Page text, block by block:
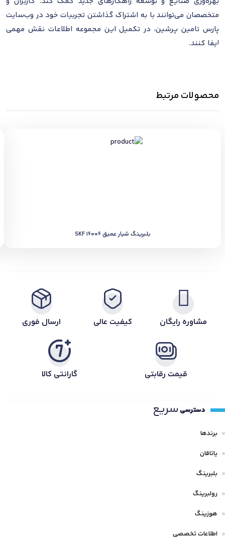
متخصصان می‌توانند با به اشتراک گذاشتن تجربیات خود در وب‌سایت
پارس تامین پرشین، در تکمیل این مجموعه اطلاعات نقش مهمی
ایفا کنند.
محصولات مرتبط
بلبرینگ شیار عمیق SKF 16006
مشاوره رایگان کیفیت عالی ارسال فوری
قیمت رقابتی گارانتی کالا
دسترسی سریع
برندها
یاتاقان
بلبرینگ
رولبرینگ
هوزینگ
اطلاعات تخصصی